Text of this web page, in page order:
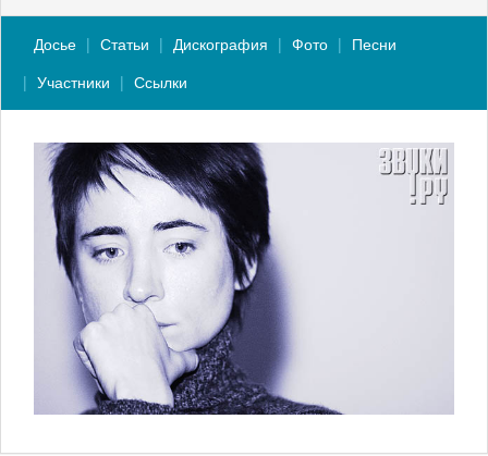
Досье Статьи Дискография Фото
Песни
Участники
Ссылки